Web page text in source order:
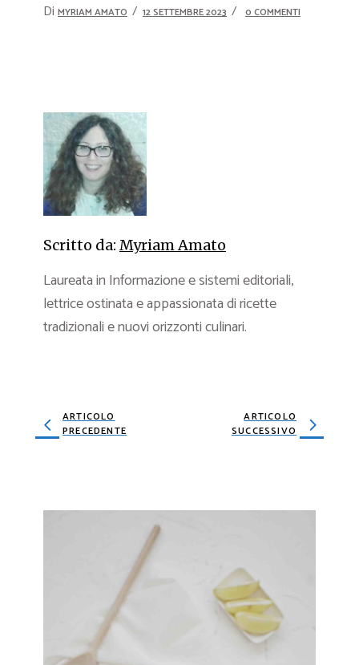
Di MYRIAM AMATO 12 SETTEMBRE 2023 0 COMMENTI
Scritto da: Myriam Amato
Laureata in Informazione e sistemi editoriali,
lettrice ostinata e appassionata di ricette
tradizionali e nuovi orizzonti culinari.
ARTICOLO
PRECEDENTE
ARTICOLO
SUCCESSIVO